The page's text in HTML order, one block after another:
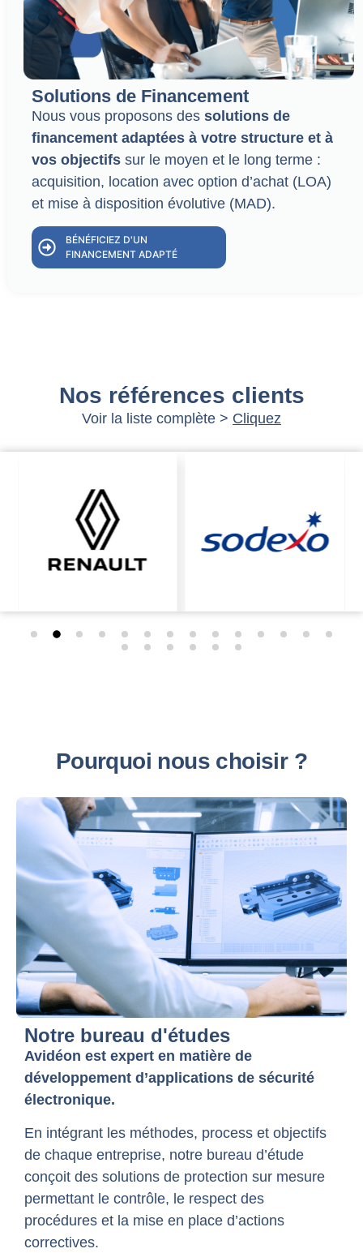
Solutions de Financement
Nous vous proposons des solutions de
financement adaptées à votre structure et à
vos objectifssur le moyen et le long terme :
acquisition, location avec option d’achat (LOA)
et mise à disposition évolutive (MAD).
BÉNÉFICIEZ D'UN
FINANCEMENT ADAPTÉ
Nos références clients
Voir la liste complète > Cliquez
Pourquoi nous choisir ?
Notre bureau d'études
Avidéon est expert en matière de
développement d’applications de sécurité
électronique.
En intégrant les méthodes, process et objectifs
de chaque entreprise, notre bureau d’étude
conçoit des solutions de protection sur mesure
permettant le contrôle, le respect des
procédures et la mise en place d’actions
correctives.